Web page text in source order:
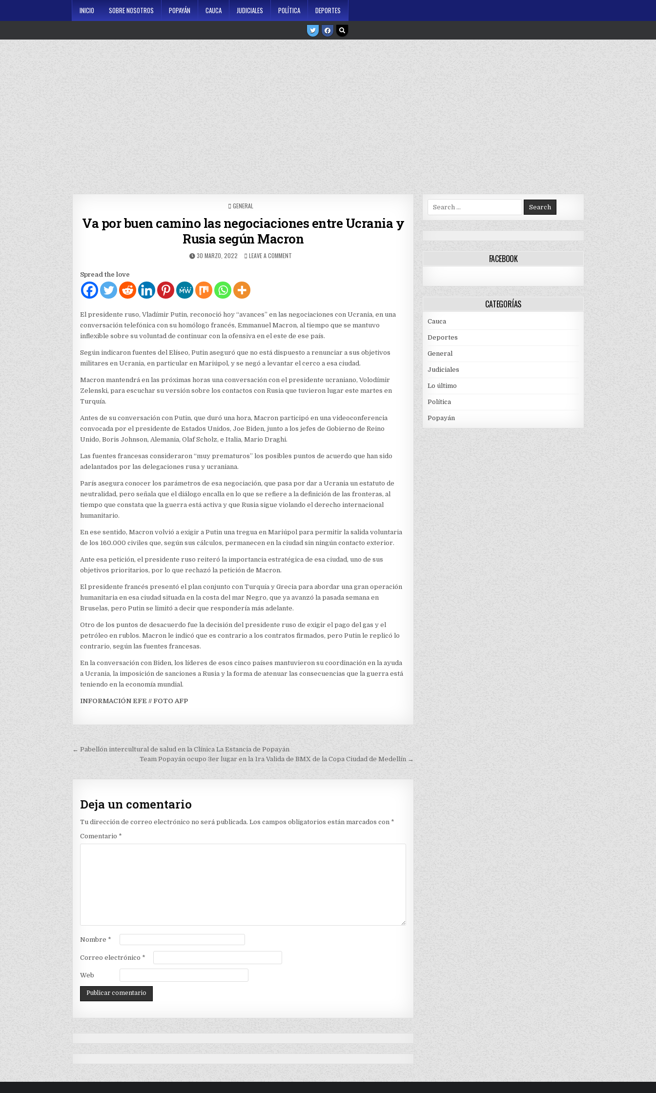
INICIO SOBRE NOSOTROS POPAYÁN CAUCA JUDICIALES POLÍTICA DEPORTES
POSTED
GENERAL
Va por buen camino las negociaciones entre Ucrania y
Rusia según Macron
PUBLISHED
30 MARZO, 2022 LEAVE A COMMENT
ENTRE
UCRANIA
Y
RUSIA
MACRON
Spread the love
El presidente ruso, Vladímir Putin, reconoció hoy “avances” en las negociaciones con Ucrania, en una
conversación telefónica con su homólogo francés, Emmanuel Macron, al tiempo que se mantuvo
inflexible sobre su voluntad de continuar con la ofensiva en el este de ese país.
Según indicaron fuentes del Elíseo, Putin aseguró que no está dispuesto a renunciar a sus objetivos
militares en Ucrania, en particular en Mariúpol, y se negó a levantar el cerco a esa ciudad.
Macron mantendrá en las próximas horas una conversación con el presidente ucraniano, Volodímir
Zelenski, para escuchar su versión sobre los contactos con Rusia que tuvieron lugar este martes en
Turquía.
Antes de su conversación con Putin, que duró una hora, Macron participó en una videoconferencia
convocada por el presidente de Estados Unidos, Joe Biden, junto a los jefes de Gobierno de Reino
Unido, Boris Johnson, Alemania, Olaf Scholz, e Italia, Mario Draghi.
Las fuentes francesas consideraron “muy prematuros” los posibles puntos de acuerdo que han sido
adelantados por las delegaciones rusa y ucraniana.
París asegura conocer los parámetros de esa negociación, que pasa por dar a Ucrania un estatuto de
neutralidad, pero señala que el diálogo encalla en lo que se refiere a la definición de las fronteras, al
tiempo que constata que la guerra está activa y que Rusia sigue violando el derecho internacional
humanitario.
En ese sentido, Macron volvió a exigir a Putin una tregua en Mariúpol para permitir la salida voluntaria
de los 160.000 civiles que, según sus cálculos, permanecen en la ciudad sin ningún contacto exterior.
Ante esa petición, el presidente ruso reiteró la importancia estratégica de esa ciudad, uno de sus
objetivos prioritarios, por lo que rechazó la petición de Macron.
El presidente francés presentó el plan conjunto con Turquía y Grecia para abordar una gran operación
humanitaria en esa ciudad situada en la costa del mar Negro, que ya avanzó la pasada semana en
Bruselas, pero Putin se limitó a decir que respondería más adelante.
Otro de los puntos de desacuerdo fue la decisión del presidente ruso de exigir el pago del gas y el
petróleo en rublos. Macron le indicó que es contrario a los contratos firmados, pero Putin le replicó lo
contrario, según las fuentes francesas.
En la conversación con Biden, los líderes de esos cinco países mantuvieron su coordinación en la ayuda
a Ucrania, la imposición de sanciones a Rusia y la forma de atenuar las consecuencias que la guerra está
teniendo en la economía mundial.
INFORMACIÓN EFE // FOTO AFP
Navegación
entradas
← Pabellón intercultural de salud en la Clínica La Estancia de Popayán
Team Popayán ocupo 3er lugar en la 1ra Valida de BMX de la Copa Ciudad de Medellín →
Deja un comentario
Tu dirección de correo electrónico no será publicada. Los campos obligatorios están marcados con *
Comentario *
Nombre *
Correo electrónico *
Web
Search
for:
FACEBOOK
CATEGORÍAS
Cauca
Deportes
General
Judiciales
Lo último
Política
Popayán